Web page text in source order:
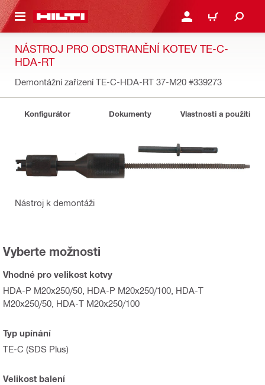
HLAVNÍ OBSAH PŘIHLÁSIT NEBO
KOŠÍK
NÁSTROJ PRO ODSTRANĚNÍ KOTEV TE-C-
HDA-RT
Demontážní zařízení TE-C-HDA-RT 37-M20 #339273
Konfigurátor Dokumenty Vlastnosti a použití
Nástroj k demontáži
Vyberte možnosti
Vhodné pro velikost kotvy
HDA-P M20x250/50, HDA-P M20x250/100, HDA-T
M20x250/50, HDA-T M20x250/100
Typ upínání
TE-C (SDS Plus)
Velikost balení